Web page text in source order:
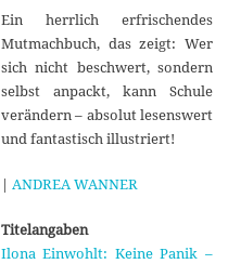
Ein herrlich erfrischendes
Mutmachbuch, das zeigt: Wer
sich nicht beschwert, sondern
selbst anpackt, kann Schule
verändern – absolut lesenswert
und fantastisch illustriert!
| ANDREA WANNER
Titelangaben
Ilona Einwohlt: Keine Panik –